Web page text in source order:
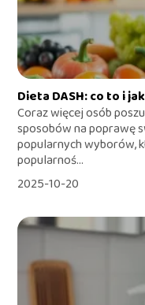
Dieta DASH: co to i
Coraz więcej osób
sposobów na poprawę
popularnych wyborów,
popularnoś...
2025-10-20